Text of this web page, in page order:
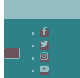
Navigations-